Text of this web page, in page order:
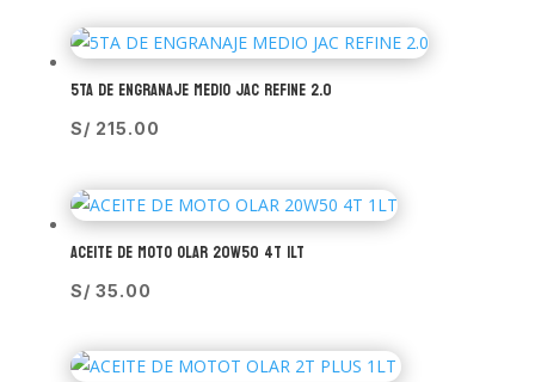
5TA DE ENGRANAJE MEDIO JAC REFINE 2.0
S/ 215.00
ACEITE DE MOTO OLAR 20W50 4T 1LT
S/ 35.00